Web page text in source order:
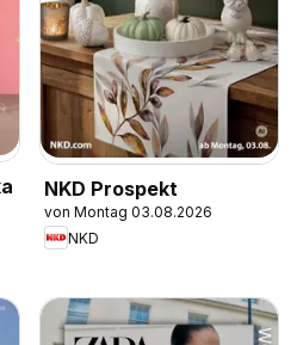
NKD Prospekt
von Montag 03.08.2026
NKD